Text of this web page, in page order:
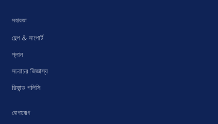
সহায়তা
হেল্প & সাপোর্ট
প্লান
সচরাচর জিজ্ঞাস্য
রিফান্ড পলিসি
যোগাযোগ